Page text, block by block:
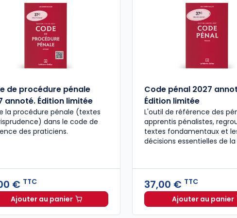
de procédure pénale
annoté. Édition limitée
la procédure pénale (textes
dans le code de
des praticiens.
€ TTC
Ajouter au panierCode de procédure pénale 2027 annoté. Édition
Code pénal 2027
Édition limitée
L'outil de référence des
apprentis pénalistes,
textes fondamentaux et
décisions essentielles de
37,00 € TTC
Ajouter au panier
Code